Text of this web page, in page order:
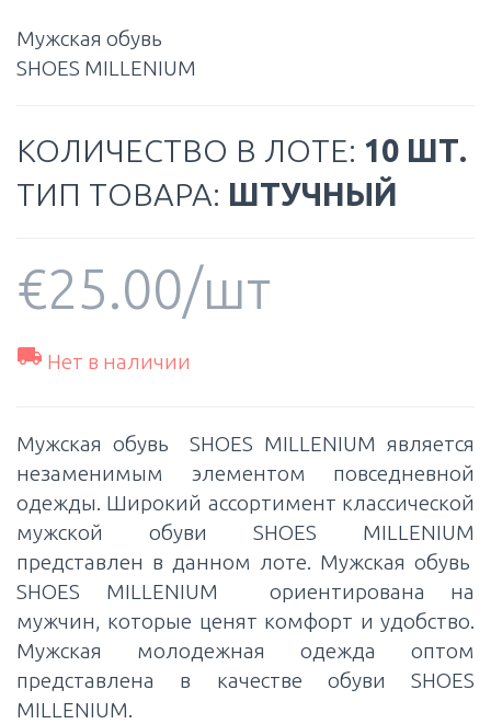
Мужская обувь
SHOES MILLENIUM
КОЛИЧЕСТВО В ЛОТЕ: 10 ШТ.
ТИП ТОВАРА: ШТУЧНЫЙ
€25.00/шт
 Нет в наличии
Мужская обувь SHOES MILLENIUM является
незаменимым элементом повседневной
одежды. Широкий ассортимент классической
мужской обуви SHOES MILLENIUM
представлен в данном лоте. Мужская обувь
SHOES MILLENIUM ориентирована на
мужчин, которые ценят комфорт и удобство.
Мужская молодежная одежда оптом
представлена в качестве обуви SHOES
MILLENIUM.